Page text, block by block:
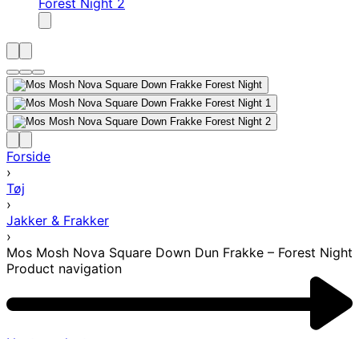
Forside
›
Tøj
›
Jakker & Frakker
›
Mos Mosh Nova Square Down Dun Frakke – Forest Night
Product navigation